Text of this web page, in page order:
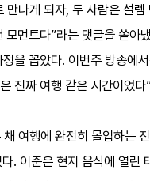
나게 되자, 두 사람은 설
먼트다”라는 댓글을 쏟아
을 꼽았다. 이번주 방송에
진짜 여행 같은 시간이었
여행에 완전히 몰입하는
. 이준은 현지 음식에 열린